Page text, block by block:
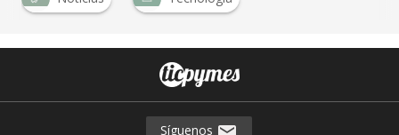
Síguenos